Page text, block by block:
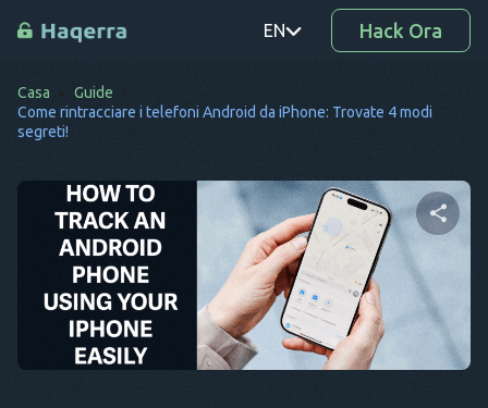
EN
PT
RO
DE
SV
KO
EL
Hack Ora
Casa
Guide
Come rintracciare i telefoni Android da iPhone: Trovate 4 modi
segreti!
Condividi questo articolo
Twitter Facebook